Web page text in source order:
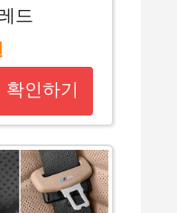
드
인하기